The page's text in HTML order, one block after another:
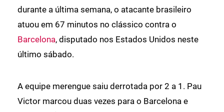
durante a última semana, o atacante brasileiro
atuou em 67 minutos no clássico contra o
Barcelona, disputado nos Estados Unidos neste
último sábado.
A equipe merengue saiu derrotada por 2 a 1. Pau
Victor marcou duas vezes para o Barcelona e